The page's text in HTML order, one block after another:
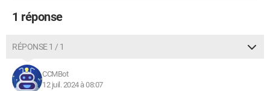
1 réponse
RÉPONSE 1 / 1
CCMBot
12 juil. 2024 à 08:07